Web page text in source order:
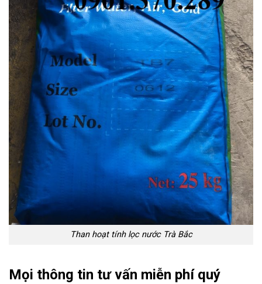
Than hoạt tính lọc nước Trà Bắc
Mọi thông tin tư vấn miễn phí quý